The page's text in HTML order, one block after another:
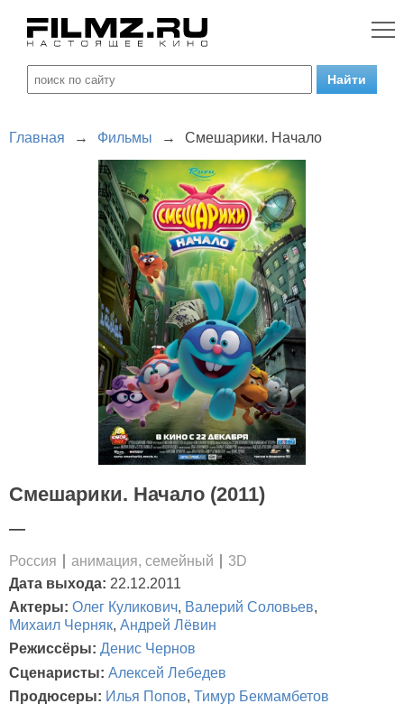
Главная → Фильмы → Смешарики. Начало
Смешарики. Начало (2011)
—
Россия анимация, семейный
3D
Дата выхода: 22.12.2011
Актеры: Олег Куликович, Валерий Соловьев,
Михаил Черняк, Андрей Лёвин
Режиссёры: Денис Чернов
Сценаристы: Алексей Лебедев
Продюсеры: Илья Попов, Тимур Бекмамбетов